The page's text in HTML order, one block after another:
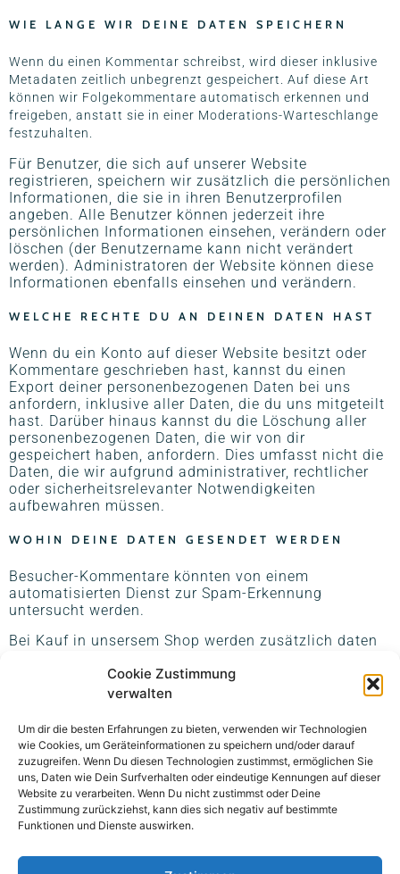
Cookie Zustimmung
verwalten
Um dir die besten Erfahrungen zu bieten, verwenden wir Technologien
wie Cookies, um Geräteinformationen zu speichern und/oder darauf
zuzugreifen. Wenn Du diesen Technologien zustimmst, ermöglichen Sie
uns, Daten wie Dein Surfverhalten oder eindeutige Kennungen auf dieser
Website zu verarbeiten. Wenn Du nicht zustimmst oder Deine
Zustimmung zurückziehst, kann dies sich negativ auf bestimmte
Funktionen und Dienste auswirken.
WIE LANGE WIR DEINE DATEN SPEICHERN
Wenn du einen Kommentar schreibst, wird dieser inklusive
Metadaten zeitlich unbegrenzt gespeichert. Auf diese Art
können wir Folgekommentare automatisch erkennen und
freigeben, anstatt sie in einer Moderations-Warteschlange
festzuhalten.
Für Benutzer, die sich auf unserer Website
registrieren, speichern wir zusätzlich die persönlichen
Informationen, die sie in ihren Benutzerprofilen
angeben. Alle Benutzer können jederzeit ihre
persönlichen Informationen einsehen, verändern oder
löschen (der Benutzername kann nicht verändert
werden). Administratoren der Website können diese
Informationen ebenfalls einsehen und verändern.
WELCHE RECHTE DU AN DEINEN DATEN HAST
Wenn du ein Konto auf dieser Website besitzt oder
Kommentare geschrieben hast, kannst du einen
Export deiner personenbezogenen Daten bei uns
anfordern, inklusive aller Daten, die du uns mitgeteilt
hast. Darüber hinaus kannst du die Löschung aller
personenbezogenen Daten, die wir von dir
gespeichert haben, anfordern. Dies umfasst nicht die
Daten, die wir aufgrund administrativer, rechtlicher
oder sicherheitsrelevanter Notwendigkeiten
aufbewahren müssen.
WOHIN DEINE DATEN GESENDET WERDEN
Besucher-Kommentare könnten von einem
automatisierten Dienst zur Spam-Erkennung
untersucht werden.
Bei Kauf in unsersem Shop werden zusätzlich daten
FOLGE MIR AUF
FACEBOOK
INSTAGRAM